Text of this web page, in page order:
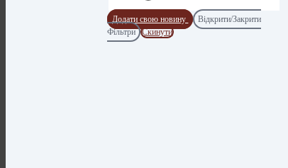
Додати свою новину
Відкрити/Закрити
Фільтри
Скинути